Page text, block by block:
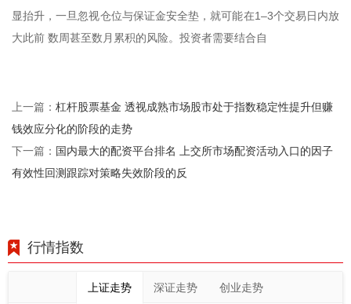
显抬升，一旦忽视仓位与保证金安全垫，就可能在1–3个交易日内放
大此前 数周甚至数月累积的风险。投资者需要结合自
上一篇： 杠杆股票基金 透视成熟市场股市处于指数稳定性提升但赚
钱效应分化的阶段的走势
下一篇： 国内最大的配资平台排名 上交所市场配资活动入口的因子
有效性回测跟踪对策略失效阶段的反
行情指数
上证走势 深证走势 创业走势